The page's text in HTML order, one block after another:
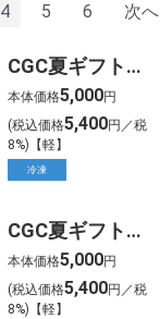
4 5 6 次へ
CGC夏ギフト【1301】ホシフルーツ フルーツパーラーのジャムで味わう生乳アイス ミルクラウン(10個)
本体価格5,000円
(税込価格5,400円／税
8%)【軽】
冷凍
CGC夏ギフト【1304】銀座千疋屋 銀座プレミアムアイス(10個)
本体価格5,000円
(税込価格5,400円／税
8%)【軽】